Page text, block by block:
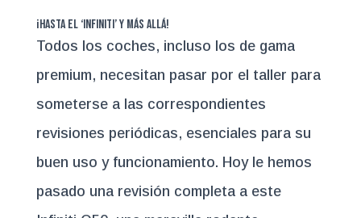
¡Hasta el ‘Infiniti’ y más allá!
Todos los coches, incluso los de gama
premium, necesitan pasar por el taller para
someterse a las correspondientes
revisiones periódicas, esenciales para su
buen uso y funcionamiento. Hoy le hemos
pasado una revisión completa a este